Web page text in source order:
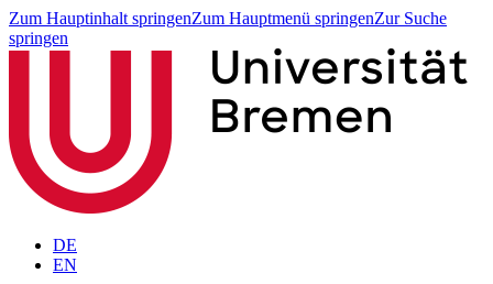
Zum Hauptinhalt springenZum Hauptmenü springenZur Suche
springen
DE
EN